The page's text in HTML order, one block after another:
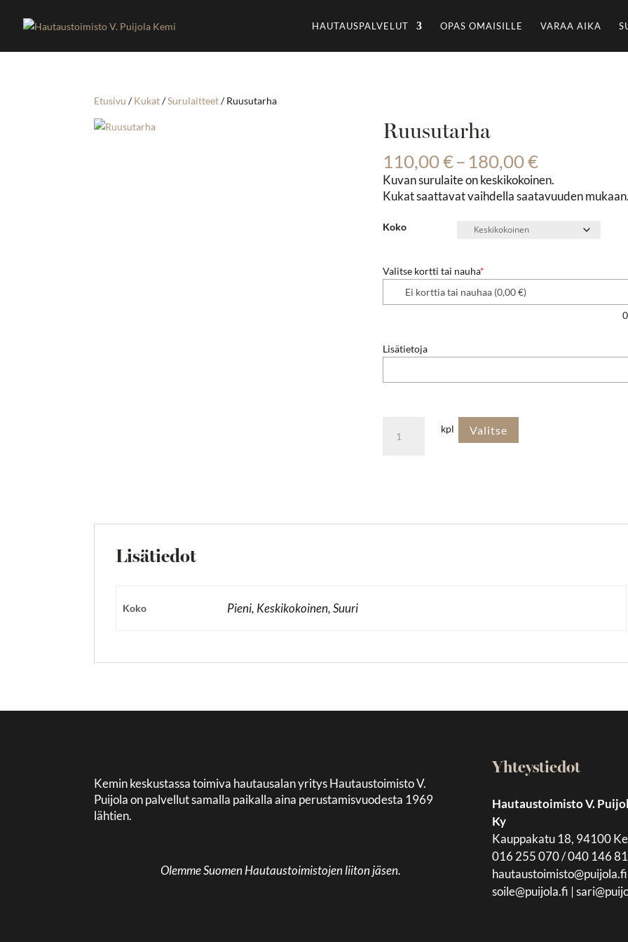
HAUTAUSPALVELUT OPAS OMAISILLE VARAA AIKA
Etusivu /Kukat/Surulaitteet/ Ruusutarha
Ruusutarha
110,00€– 180,00€
110,00 €
-
Kuvan surulaite on keskikokoinen.
Kukat saattavat vaihdella saatavuuden mukaan.
Koko
Valitse kortti tai nauha*
Lisätietoja
määrä
kpl Valitse
Lisätiedot
Koko Pieni, Keskikokoinen, Suuri
Kemin keskustassa toimiva hautausalan yritys Hautaustoimisto V.
Puijola on palvellut samalla paikalla aina perustamisvuodesta 1969
lähtien.
Olemme Suomen Hautaustoimistojen liiton jäsen.
Yhteystiedot
Hautaustoimisto V.
Ky
Kauppakatu 18, 94100
016 255 070 / 040 146
hautaustoimisto@puijola.fi
soile@puijola.fi |